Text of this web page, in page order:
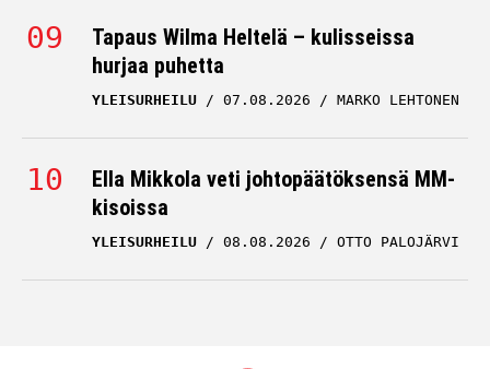
Tapaus Wilma Heltelä – kulisseissa
hurjaa puhetta
YLEISURHEILU 07.08.2026 MARKO LEHTONEN
Ella Mikkola veti johtopäätöksensä MM-
kisoissa
YLEISURHEILU 08.08.2026 OTTO PALOJÄRVI